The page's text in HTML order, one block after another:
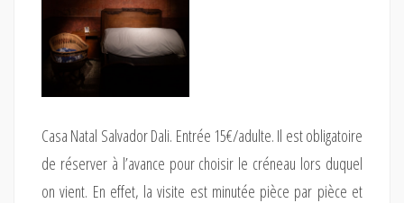
Casa Natal Salvador Dali. Entrée 15€/adulte. Il est obligatoire
de réserver à l’avance pour choisir le créneau lors duquel
on vient. En effet, la visite est minutée pièce par pièce et